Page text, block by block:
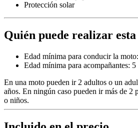
Protección solar
Quién puede realizar
Edad mínima para conducir la
Edad mínima para acompañantes: 5
En una moto pueden ir 2 adultos o un
años. En ningún caso pueden ir más de 2
o niños.